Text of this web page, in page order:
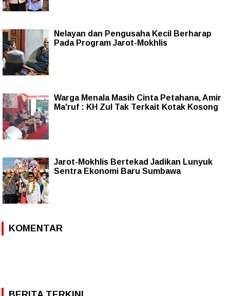
Nelayan dan Pengusaha Kecil Berharap
Pada Program Jarot-Mokhlis
Warga Menala Masih Cinta Petahana, Amir
Ma'ruf : KH Zul Tak Terkait Kotak Kosong
Jarot-Mokhlis Bertekad Jadikan Lunyuk
Sentra Ekonomi Baru Sumbawa
KOMENTAR